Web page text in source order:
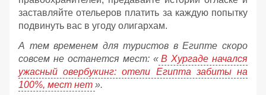
заставляйте отельеров платить за каждую попытку
подвинуть вас в угоду олигархам.
А тем временем для туристов в Египте скоро
совсем не останется мест: « В Хургаде начался
ужасный овербукинг: отели Египта забиты на
100%, мест нет ».